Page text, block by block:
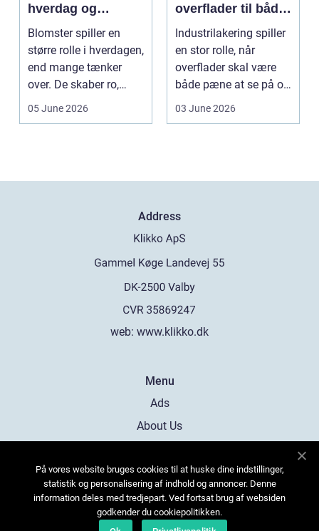
hverdag og
særlige øjeblikke
Blomster spiller en
større rolle i hverdagen,
end mange tænker
over. De skaber ro,
glæde og nærvær, ...
05 June 2026
overflader til både
erhverv og private
Industrilakering spiller
en stor rolle, når
overflader skal være
både pæne at se på og
stærke nok ti...
03 June 2026
Address
web: www.klikko.dk
Menu
Ads
About Us
Contact
Sitemap
På vores website bruges cookies til at huske dine indstillinger,
statistik og personalisering af indhold og annoncer. Denne
information deles med tredjepart. Ved fortsat brug af websiden
godkender du cookiepolitikken.